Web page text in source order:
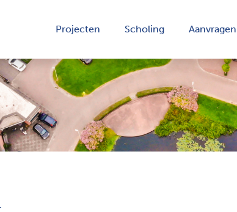
Projecten Scholing Aanvragen